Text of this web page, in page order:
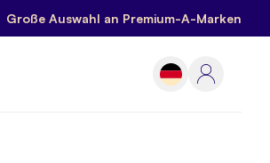
Große Auswahl an Premium-A-Marken